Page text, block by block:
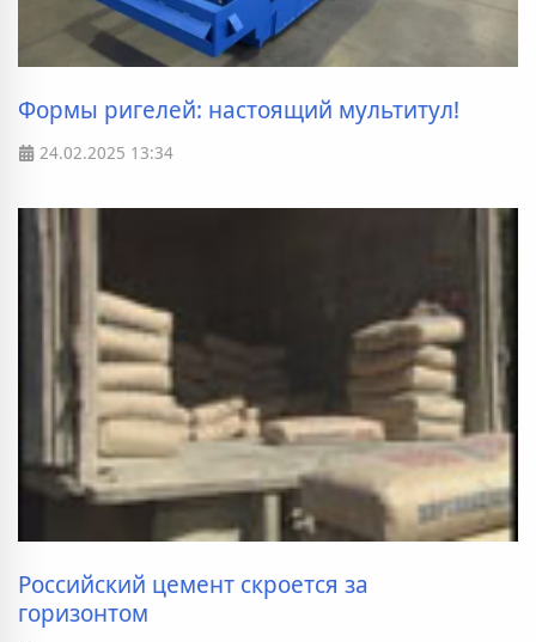
Формы ригелей: настоящий мультитул!
24.02.2025 13:34
Российский цемент скроется за
горизонтом